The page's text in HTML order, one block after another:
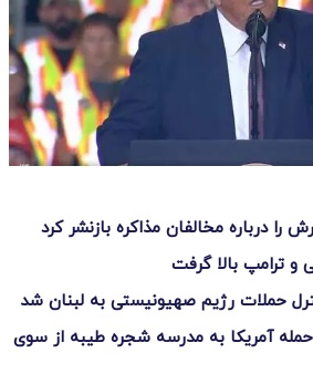
درباره مخالفان مذاکره بازنشر کرد
و ترامپ بالا گرفت
حملات رژیم صهیونیستی به لبنان شد
آمریکا به مدرسه شجره طیبه از سوی